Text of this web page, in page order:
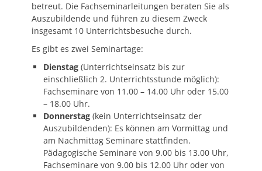
betreut. Die Fachseminarleitungen beraten Sie als
Auszubildende und führen zu diesem Zweck
insgesamt 10 Unterrichtsbesuche durch.
Es gibt es zwei Seminartage:
Dienstag (Unterrichtseinsatz bis zur
einschließlich 2. Unterrichtsstunde möglich):
Fachseminare von 11.00 – 14.00 Uhr oder 15.00
– 18.00 Uhr.
Donnerstag (kein Unterrichtseinsatz der
Auszubildenden): Es können am Vormittag und
am Nachmittag Seminare stattfinden.
Pädagogische Seminare von 9.00 bis 13.00 Uhr,
Fachseminare von 9.00 bis 12.00 Uhr oder von